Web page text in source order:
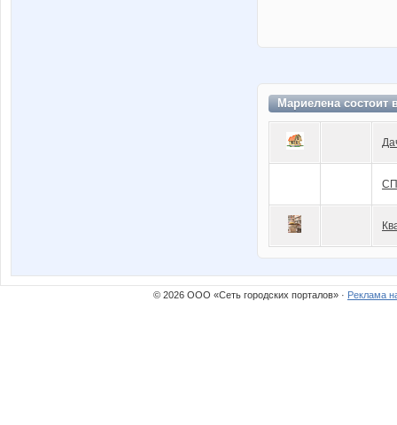
Мариелена состоит
© 2026 ООО «Сеть городских порталов» · Реклама